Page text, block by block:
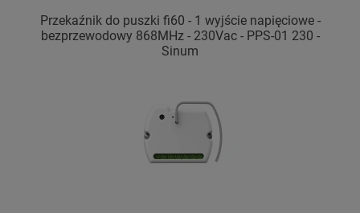
Przekaźnik do puszki fi60 - 1 wyjście napięciowe -
bezprzewodowy 868MHz - 230Vac - PPS-01 230 -
Sinum